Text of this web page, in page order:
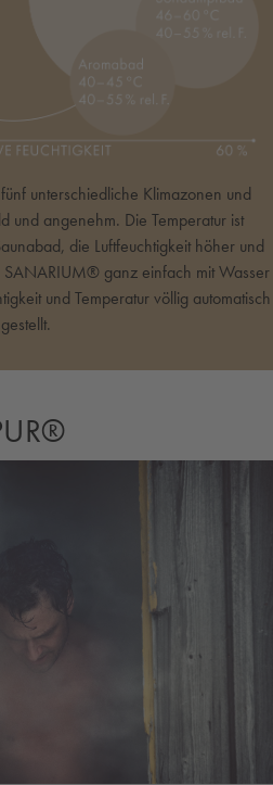
unterschiedliche Klimazonen und
und angenehm. Die Temperatur ist
die Luftfeuchtigkeit höher und
ganz einfach mit Wasser
und Temperatur völlig automatisch